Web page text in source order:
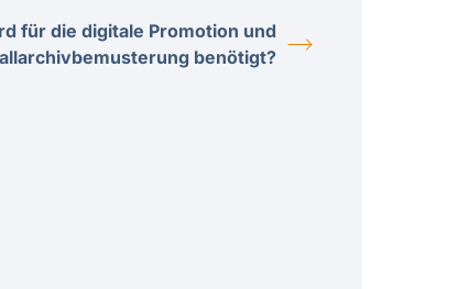
für die digitale Promotion und
benötigt?